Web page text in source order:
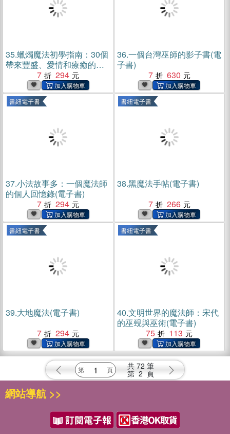
35.蠟燭魔法初學指南：30個
帶來豐盛、愛情和療癒的法
術(電子書)
7 294
36.一個台灣巫師的影子書(電
子書)
7
630
書紐電子書
37.小法故事多：一個魔法師
的個人回憶錄(電子書)
7
294
書紐電子書
38.黑魔法手帖(電子書)
7
266
書紐電子書
39.大地魔法(電子書)
7
294
書紐電子書
40.文明世界的魔法師：宋代
的巫覡與巫術(電子書)
75
113
共 72 筆
第 2 頁
網站導航 >>